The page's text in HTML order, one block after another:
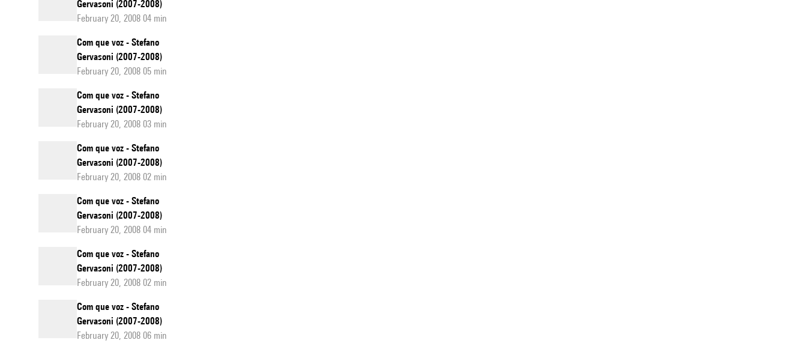
Gervasoni (2007-2008)
February 20, 2008 04 min
Com que voz - Stefano
Gervasoni (2007-2008)
February 20, 2008 05 min
Com que voz - Stefano
Gervasoni (2007-2008)
February 20, 2008 03 min
Com que voz - Stefano
Gervasoni (2007-2008)
February 20, 2008 02 min
Com que voz - Stefano
Gervasoni (2007-2008)
February 20, 2008 04 min
Com que voz - Stefano
Gervasoni (2007-2008)
February 20, 2008 02 min
Com que voz - Stefano
Gervasoni (2007-2008)
February 20, 2008 06 min